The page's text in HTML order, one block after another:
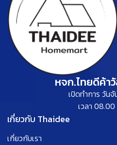
หจก.ไทยดีค้า
เปิดทำการ วัน
เวลา
เกี่ยวกับ Thaidee
เกี่ยวกับเรา